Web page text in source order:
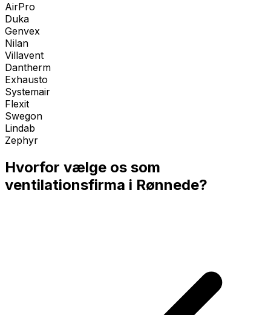
AirPro
Duka
Genvex
Nilan
Villavent
Dantherm
Exhausto
Systemair
Flexit
Swegon
Lindab
Zephyr
Hvorfor vælge os som
ventilationsfirma i Rønnede?